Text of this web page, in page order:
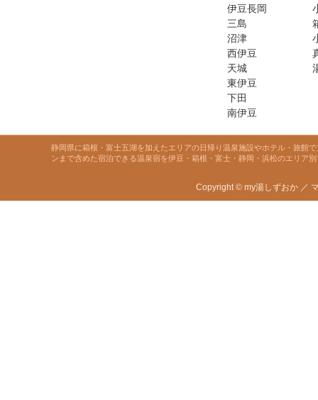
伊豆長岡
三島
沼津
西伊豆
天城
東伊豆
下田
南伊豆
静岡県に箱根・富士五湖を加えたエリアの日帰り温泉施設やホテル・旅館
ンまで含めた宿泊できる温泉宿を伊豆・箱根・富士・静岡・浜松のエリア
Copyright © my湯しずおか ／